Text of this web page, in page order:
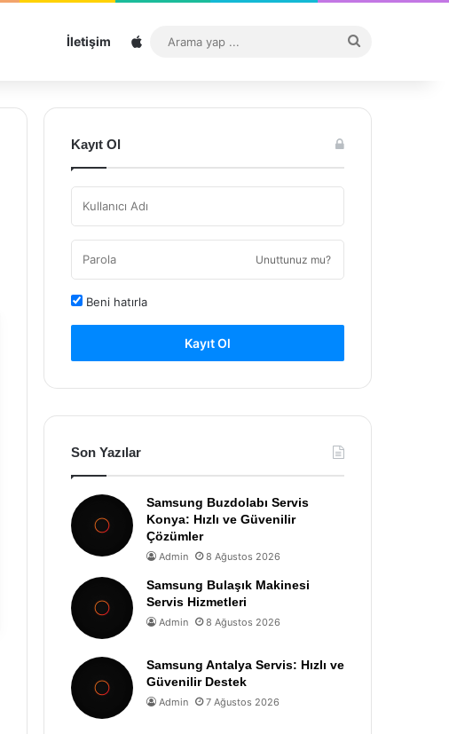
İletişim Sitemap
...
Kayıt Ol
Unuttunuz mu?
Beni hatırla
Kayıt Ol
Son Yazılar
Samsung Buzdolabı Servis
Konya: Hızlı ve Güvenilir
Çözümler
Admin 8 Ağustos 2026
Samsung Bulaşık Makinesi
Servis Hizmetleri
Admin 8 Ağustos 2026
Samsung Antalya Servis: Hızlı ve
Güvenilir Destek
Admin 7 Ağustos 2026